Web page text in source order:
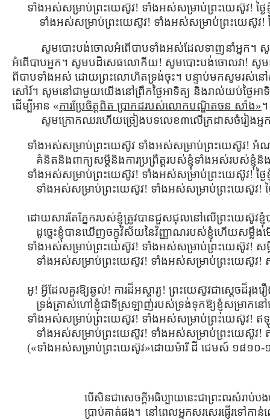
ទាំងអស់សម្រាប់ព្រះយេស៊ូវ! ទាំងអស់សម្រាប់ព្រះយេស៊ូវ! ថ្ង
ទាំងអស់សម្រាប់ព្រះយេស៊ូវ! ទាំងអស់សម្រាប់ព្រះយេស៊ូវ! ថ្
សូមបោះបង់ចោលអំពើបាបទាំងអស់ដែលទាញនាំអ្នក។ សូ
អំពើបាបអ្នក។ សូមបដិសេធលោកីយ! សូមបោះបង់ចោលវា! សូមដា
ពីបាបទាំងអស់ ដោយព្រះលោហិតទ្រង់ចុះ។ បន្ទាប់មកសូមរស់ន
សៅរ៍។ សូមនៅជាមួយយើងនៅព្រឹកថ្ងៃអាទិត្យ និងរាល់យប់ថ្ងៃ
ដើម្បីអាន «ការប្រែចិត្ដពិត ប្រាកដរបស់លោកបណ្ឌិតចន សាំង»។
សូមក្រោកឈរហើយច្រៀងបទលេខ៣លើក្រដាសចំរៀងអ្ន
ទាំងអស់សម្រាប់ព្រះយេស៊ូវ ទាំងអស់សម្រាប់ព្រះយេស៊ូវ! អំ
គំនិតនិងពាក្យសម្ដីនិងការប្រព្រឹត្ដរបស់ខ្ញុំទាំងអស់របស់ខ្ញុំនិ
ទាំងអស់សម្រាប់ព្រះយេស៊ូវ! ទាំងអស់សម្រាប់ព្រះយេស៊ូវ! ថ្ង
ទាំងអស់សម្រាប់ព្រះយេស៊ូវ! ទាំងអស់សម្រាប់ព្រះយេស៊ូវ! ថ្
ដោយសារតែភ្នែករបស់ខ្ញុំត្រូវបានជួសជុលនៅលើព្រះយេស៊ូវខ្
ដូច្នេះខ្ញុំបានឃើញចក្ខុវិស័យនៃវិញ្ញាណរបស់ខ្ញុំហើយសម្លឹង
ទាំងអស់សម្រាប់ព្រះយេស៊ូវ! ទាំងអស់សម្រាប់ព្រះយេស៊ូវ! សម្
ទាំងអស់សម្រាប់ព្រះយេស៊ូវ! ទាំងអស់សម្រាប់ព្រះយេស៊ូវ! ស
អូ! អ្វីដែលគួរឱ្យឆ្ងល់! ការដ៏អស្ចារ្យ! ព្រះយេស៊ូវជាស្តេចដ៏រុ
ទ្រង់ត្រាស់ហៅខ្ញុំជាទីស្រឡាញ់របស់ទ្រង់ទុកឱ្យខ្ញុំសម្រាកនៅ
ទាំងអស់សម្រាប់ព្រះយេស៊ូវ! ទាំងអស់សម្រាប់ព្រះយេស៊ូវ! ឥឡូ
ទាំងអស់សម្រាប់ព្រះយេស៊ូវ! ទាំងអស់សម្រាប់ព្រះយេស៊ូវ!
(«ទាំងអស់សម្រាប់ព្រះយេស៊ូវ»ដោយម៉ារី ដី ជេមស៍ ១៨១០
បើសិនជាសេចក្ដីអធិប្បាយនេះជាព្រះពរសំ
ប្រាប់គាត់ផង។ នៅពេលអ្នកសរសេរផ្ញើរទៅ